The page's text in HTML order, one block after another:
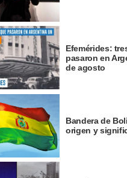
Efemérides:
pasaron en
de agosto
Bandera de
origen y